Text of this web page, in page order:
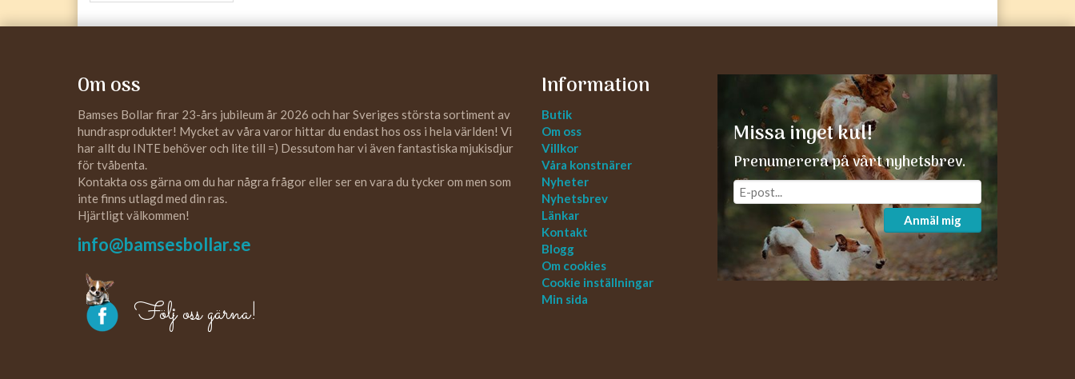
Missa inget kul!
Prenumerera på vårt nyhetsbrev.
Anmäl mig
Information
Butik
Om oss
Villkor
Våra konstnärer
Nyheter
Nyhetsbrev
Länkar
Kontakt
Blogg
Om cookies
Cookie inställningar
Min sida
Om oss
Bamses Bollar firar 23-års jubileum år 2026 och har Sveriges största sortiment av
hundrasprodukter! Mycket av våra varor hittar du endast hos oss i hela världen! Vi
har allt du INTE behöver och lite till =) Dessutom har vi även fantastiska mjukisdjur
för tvåbenta.
Kontakta oss gärna om du har några frågor eller ser en vara du tycker om men som
inte finns utlagd med din ras.
Hjärtligt välkommen!
info@bamsesbollar.se
Följ oss gärna!